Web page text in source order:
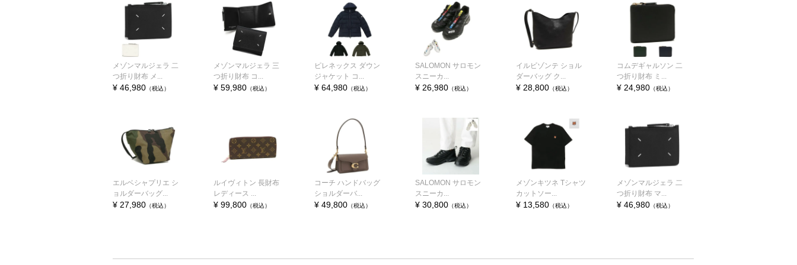
メゾンマルジェラ 二
つ折り財布 メ...
¥ 46,980 （税込）
メゾンマルジェラ 三
つ折り財布 コ...
¥ 59,980 （税込）
ピレネックス ダウン
ジャケット コ...
¥ 64,980 （税込）
SALOMON サロモン
スニーカ...
¥ 26,980 （税込）
イルビゾンテ ショル
ダーバッグ ク...
¥ 28,800 （税込）
コムデギャルソン 二
つ折り財布 ミ...
¥ 24,980 （税込）
エルベシャプリエ シ
ョルダーバッグ...
¥ 27,980 （税込）
ルイヴィトン 長財布
レディース ...
¥ 99,800 （税込）
コーチ ハンドバッグ
ショルダーバ...
¥ 49,800 （税込）
SALOMON サロモン
スニーカ...
¥ 30,800 （税込）
メゾンキツネ Tシャツ
カットソー...
¥ 13,580 （税込）
メゾンマルジェラ 二
つ折り財布 マ...
¥ 46,980 （税込）